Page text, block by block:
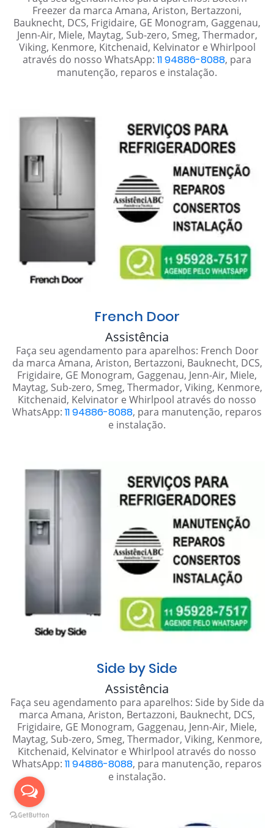
Freezer da marca Amana, Ariston, Bertazzoni,
Bauknecht, DCS, Frigidaire, GE Monogram, Gaggenau,
Jenn-Air, Miele, Maytag, Sub-zero, Smeg, Thermador,
Viking, Kenmore, Kitchenaid, Kelvinator e Whirlpool
através do nosso WhatsApp: 11 94886-8088, para
manutenção, reparos e instalação.
French Door
Assistência
Faça seu agendamento para aparelhos: French Door
da marca Amana, Ariston, Bertazzoni, Bauknecht, DCS,
Frigidaire, GE Monogram, Gaggenau, Jenn-Air, Miele,
Maytag, Sub-zero, Smeg, Thermador, Viking, Kenmore,
Kitchenaid, Kelvinator e Whirlpool através do nosso
WhatsApp: 11 94886-8088, para manutenção, reparos
e instalação.
Side by Side
Assistência
Faça seu agendamento para aparelhos: Side by Side da
marca Amana, Ariston, Bertazzoni, Bauknecht, DCS,
Frigidaire, GE Monogram, Gaggenau, Jenn-Air, Miele,
Maytag, Sub-zero, Smeg, Thermador, Viking, Kenmore,
Kitchenaid, Kelvinator e Whirlpool através do nosso
WhatsApp: 11 94886-8088, para manutenção, reparos
e instalação.